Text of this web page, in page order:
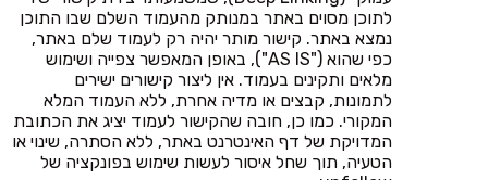
לתוכן מסוים באתר במנותק מהעמוד השלם שבו התוכן
נמצא באתר. קישור מותר יהיה רק לעמוד שלם באתר,
כפי שהוא ("AS IS"), באופן המאפשר צפייה ושימוש
מלאים ותקינים בעמוד. אין ליצור קישורים ישירים
לתמונות, קבצים או מדיה אחרת, ללא העמוד המלא
המקורי. כמו כן, חובה שהקישור לעמוד יציג את הכתובת
המדויקת של דף האינטרנט באתר, ללא הסתרה, שינוי או
הטעיה, תוך שחל איסור לעשות שימוש בפונקציה של